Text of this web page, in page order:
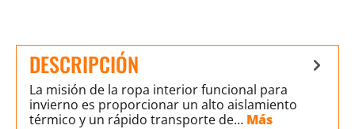
DESCRIPCIÓN
La misión de la ropa interior funcional para
invierno es proporcionar un alto aislamiento
térmico y un rápido transporte de… Más